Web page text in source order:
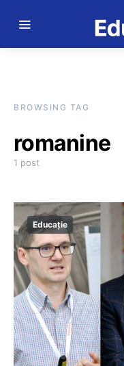
BROWSING TAG
romanine
1 post
Educație